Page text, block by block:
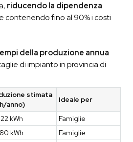
riducendo la dipendenza
e contenendo fino al 90% i costi
della produzione annua
di impianto in provincia di
stimata
anno)
Ideale per
kWh
Famiglie
kWh Famiglie